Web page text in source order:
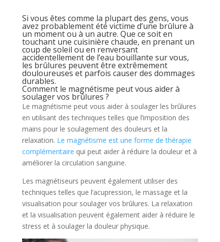
Si vous êtes comme la plupart des gens, vous
avez probablement été victime d’une brûlure à
un moment ou à un autre. Que ce soit en
touchant une cuisinière chaude, en prenant un
coup de soleil ou en renversant
accidentellement de l’eau bouillante sur vous,
les brûlures peuvent être extrêmement
douloureuses et parfois causer des dommages
durables.
Comment le magnétisme peut vous aider à
soulager vos brûlures ?
Le magnétisme peut vous aider à soulager les brûlures
en utilisant des techniques telles que l’imposition des
mains pour le soulagement des douleurs et la
relaxation. Le magnétisme est une forme de thérapie
complémentaire qui peut aider à réduire la douleur et à
améliorer la circulation sanguine.
Les magnétiseurs peuvent également utiliser des
techniques telles que l’acupression, le massage et la
visualisation pour soulager vos brûlures. La relaxation
et la visualisation peuvent également aider à réduire le
stress et à soulager la douleur physique.